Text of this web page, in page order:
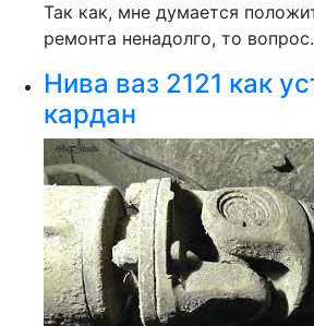
Так как, мне думается
ремонта ненадолго, то
Нива ваз 2121 как
кардан